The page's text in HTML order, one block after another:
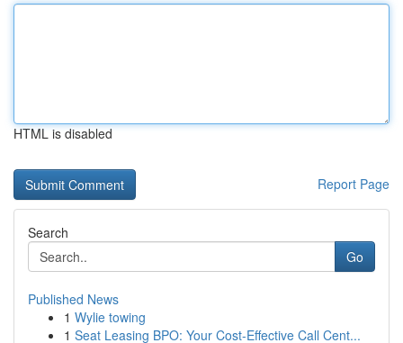
HTML is disabled
Report Page
Search
Go
Published News
1 Wylie towing
1 Seat Leasing BPO: Your Cost-Effective Call Cent...